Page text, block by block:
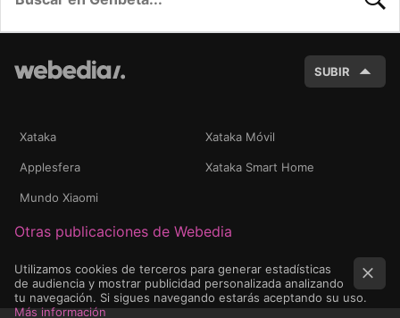
SUBIR
Xataka Xataka Móvil
Applesfera Xataka Smart Home
Mundo Xiaomi
Otras publicaciones de Webedia
Utilizamos cookies de terceros para generar estadísticas
de audiencia y mostrar publicidad personalizada analizando
tu navegación. Si sigues navegando estarás aceptando su uso.
Más información